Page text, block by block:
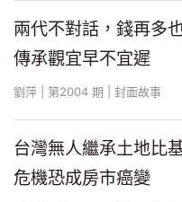
(圖表製作者：董容慈)
兩代不對話，錢再多
傳承觀宜早不宜遲
劉萍 | 第2004 期 | 封面故事
台灣無人繼承土地比
危機恐成房市癌變